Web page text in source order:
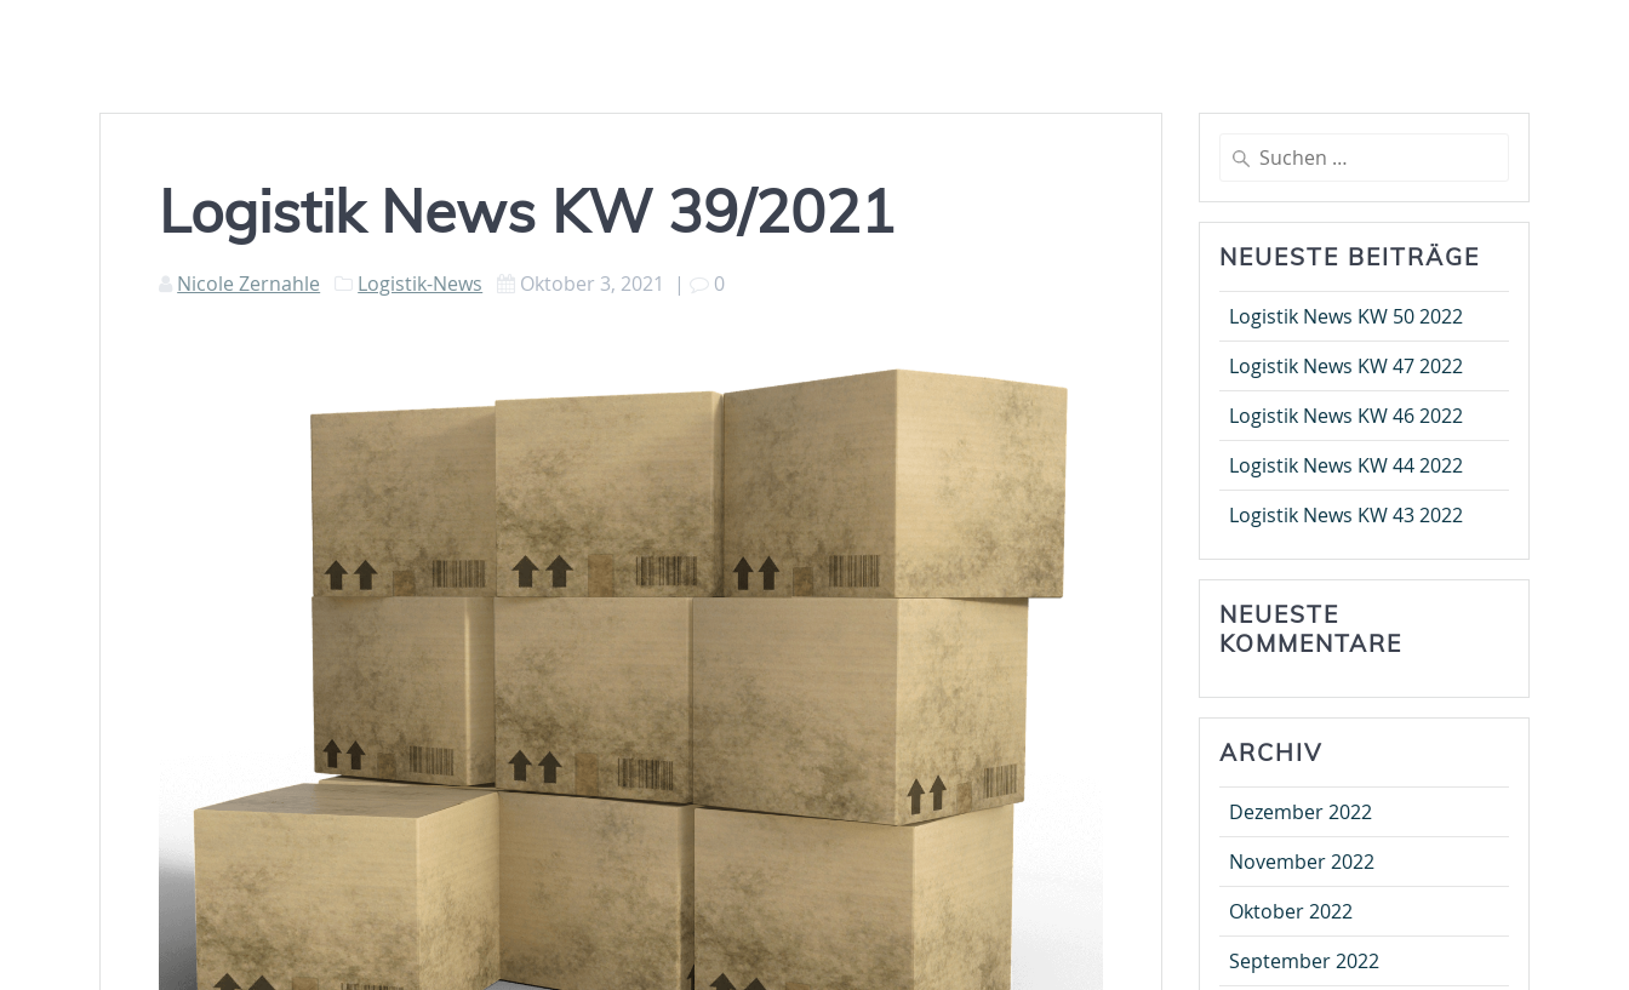
Logistik News KW 39/2021
Nicole Zernahle Logistik-News Oktober 3, 2021 | 0
Suche
nach:
NEUESTE BEITRÄGE
Logistik News KW 50 2022
Logistik News KW 47 2022
Logistik News KW 46 2022
Logistik News KW 44 2022
Logistik News KW 43 2022
NEUESTE
KOMMENTARE
ARCHIV
Dezember 2022
November 2022
Oktober 2022
September 2022